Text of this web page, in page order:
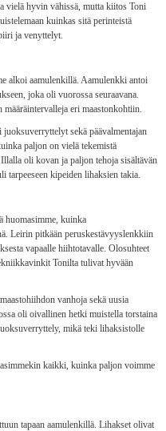
vielä hyvin vähissä, mutta kiitos Toni
kuinkas sitä perinteistä
ja venyttelyt.
alkoi aamulenkillä. Aamulenkki antoi
joka oli vuorossa seuraavana.
eri maastonkohtiin.
sekä päävalmentajan
paljon on vielä tekemistä
oli kovan ja paljon tehoja sisältävän
tarpeeseen kipeiden lihaksien takia.
huomasimme, kuinka
Leirin pitkään peruskestävyyslenkkiin
vapaalle hiihtotavalle. Olosuhteet
Tonilta tulivat hyvään
vanhoja sekä uusia
oli oivallinen hetki muistella torstaina
mikä teki lihaksistolle
kaikki, kuinka paljon voimme
tapaan aamulenkillä. Lihakset olivat